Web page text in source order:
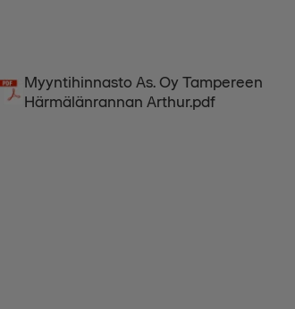
Myyntihinnasto As. Oy Tampereen
Härmälänrannan Arthur.pdf